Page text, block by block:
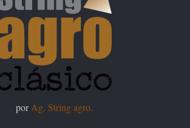
porAg. String agro.